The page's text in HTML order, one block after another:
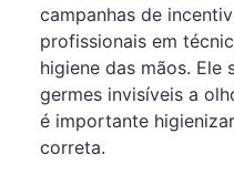
campanhas de
profissionais em
higiene das mãos. Ele
germes invisíveis a
é importante
correta.